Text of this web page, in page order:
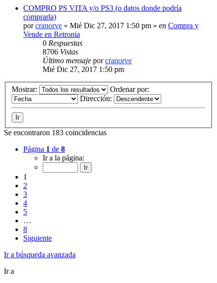
COMPRO PS VITA y/o PS3 (o datos donde podría
comprarla)
porcranorve » Mié Dic 27, 2017 1:50 pm » en Compra y
Vende en Retronia
0 Respuestas
8706 Vistas
Último mensaje porcranorve
Mié Dic 27, 2017 1:50 pm
Mostrar:
Ordenar por:
Dirección:
Se encontraron 183 coincidencias
Página 1 de 8
Ir a la página:
1
2
3
4
5
…
8
Siguiente
Ir a búsqueda avanzada
Ir a